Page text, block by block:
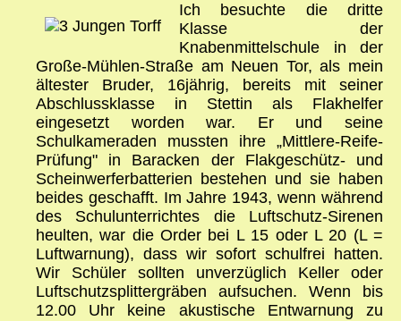
Ich besuchte die dritte
Klasse der
Knabenmittelschule in der
Große-Mühlen-Straße am Neuen Tor, als mein
ältester Bruder, 16jährig, bereits mit seiner
Abschlussklasse in Stettin als Flakhelfer
eingesetzt worden war. Er und seine
Schulkameraden mussten ihre „Mittlere-Reife-
Prüfung" in Baracken der Flakgeschütz- und
Scheinwerferbatterien bestehen und sie haben
beides geschafft. Im Jahre 1943, wenn während
des Schulunterrichtes die Luftschutz-Sirenen
heulten, war die Order bei L 15 oder L 20 (L =
Luftwarnung), dass wir sofort schulfrei hatten.
Wir Schüler sollten unverzüglich Keller oder
Luftschutzsplittergräben aufsuchen. Wenn bis
12.00 Uhr keine akustische Entwarnung zu